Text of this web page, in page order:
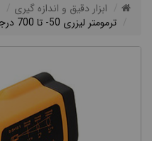
ابزار دقیق و اندازه گیری
ترمومتر لیزری 50- تا 700 درجه بنتک